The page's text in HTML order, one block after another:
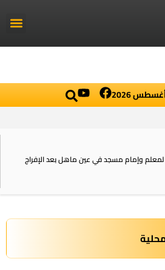
وإمام مسجد في عين ماهل بعد الإفراج